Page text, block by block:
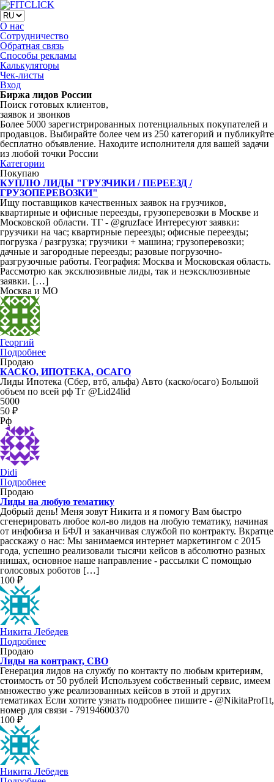
О нас
Сотрудничество
Обратная связь
Способы рекламы
Калькуляторы
Чек-листы
Вход
Биржа лидов России
Поиск готовых клиентов,
заявок и звонков
Более 5000 зарегистрированных потенциальных покупателей и
продавцов. Выбирайте более чем из 250 категорий и публикуйте
бесплатно объявление. Находите исполнителя для вашей задачи
из любой точки России
Категории
Покупаю
КУПЛЮ ЛИДЫ "ГРУЗЧИКИ / ПЕРЕЕЗД /
ГРУЗОПЕРЕВОЗКИ"
Ищу поставщиков качественных заявок на грузчиков,
квартирные и офисные переезды, грузоперевозки в Москве и
Московской области. ТГ - @gruzface Интересуют заявки:
грузчики на час; квартирные переезды; офисные переезды;
погрузка / разгрузка; грузчики + машина; грузоперевозки;
дачные и загородные переезды; разовые погрузочно-
разгрузочные работы. География: Москва и Московская область.
Рассмотрю как эксклюзивные лиды, так и неэксклюзивные
заявки. […]
Москва и МО
Георгий
Подробнее
Продаю
КАСКО, ИПОТЕКА, ОСАГО
Лиды Ипотека (Сбер, втб, альфа) Авто (каско/осаго) Большой
объем по всей рф Тг @Lid24lid
5000
50 ₽
Рф
Didi
Подробнее
Продаю
Лиды на любую тематику
Добрый день! Меня зовут Никита и я помогу Вам быстро
сгенерировать любое кол-во лидов на любую тематику, начиная
от инфобиза и БФЛ и заканчивая службой по контракту. Вкратце
расскажу о нас: Мы занимаемся интернет маркетингом с 2015
года, успешно реализовали тысячи кейсов в абсолютно разных
нишах, основное наше направление - рассылки С помощью
голосовых роботов […]
100 ₽
Никита Лебедев
Подробнее
Продаю
Лиды на контракт, СВО
Генерация лидов на службу по контакту по любым критериям,
стоимость от 50 рублей Используем собственный сервис, имеем
множество уже реализованных кейсов в этой и других
тематиках Если хотите узнать подробнее пишите - @NikitaProf1t,
номер для связи - 79194600370
100 ₽
Никита Лебедев